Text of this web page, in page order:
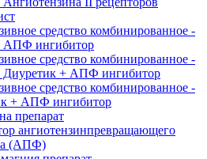
средство комбинированное -
ингибитор
средство комбинированное -
+ АПФ ингибитор
средство комбинированное -
+ АПФ ингибитор
препарат
ангиотензинпревращающего
(АПФ)